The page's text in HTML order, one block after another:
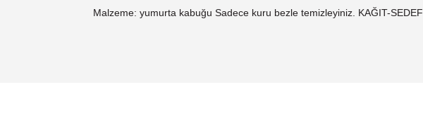
Malzeme: yumurta kabuğu Sadece kuru bezle temizleyiniz. KAĞIT-SEDEF